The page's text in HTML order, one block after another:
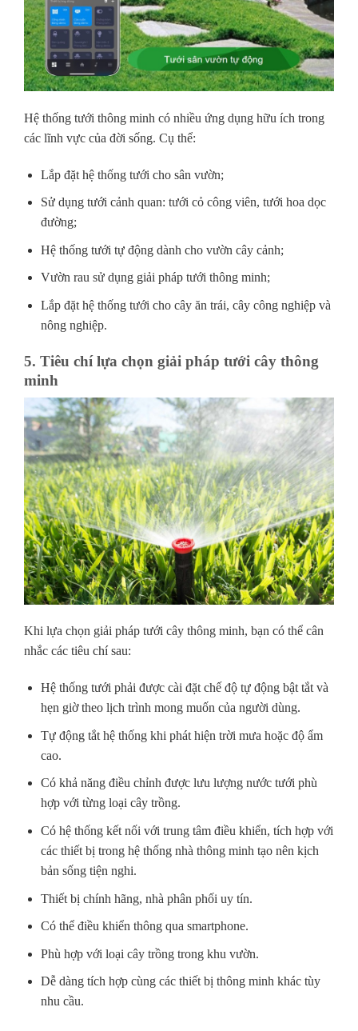
Hệ thống tưới thông minh có nhiều ứng dụng hữu ích trong
các lĩnh vực của đời sống. Cụ thể:
Lắp đặt hệ thống tưới cho sân vườn;
Sử dụng tưới cảnh quan: tưới cỏ công viên, tưới hoa dọc
đường;
Hệ thống tưới tự động dành cho vườn cây cảnh;
Vườn rau sử dụng giải pháp tưới thông minh;
Lắp đặt hệ thống tưới cho cây ăn trái, cây công nghiệp và
nông nghiệp.
5. Tiêu chí lựa chọn giải pháp tưới cây thông
minh
Khi lựa chọn giải pháp tưới cây thông minh, bạn có thể cân
nhắc các tiêu chí sau:
Hệ thống tưới phải được cài đặt chế độ tự động bật tắt và
hẹn giờ theo lịch trình mong muốn của người dùng.
Tự động tắt hệ thống khi phát hiện trời mưa hoặc độ ẩm
cao.
Có khả năng điều chỉnh được lưu lượng nước tưới phù
hợp với từng loại cây trồng.
Có hệ thống kết nối với trung tâm điều khiển, tích hợp với
các thiết bị trong hệ thống nhà thông minh tạo nên kịch
bản sống tiện nghi.
Thiết bị chính hãng, nhà phân phối uy tín.
Có thể điều khiển thông qua smartphone.
Phù hợp với loại cây trồng trong khu vườn.
Dễ dàng tích hợp cùng các thiết bị thông minh khác tùy
nhu cầu.